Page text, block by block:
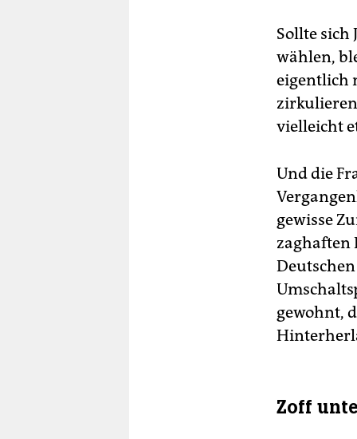
Sollte sich
wählen,
eigentlich
zirkulieren
vielleicht
Und die
gewisse
zaghaften
gewohnt,
Zoff